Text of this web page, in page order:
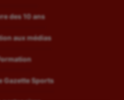
des 10 ans
aux médias
Gazette Sports